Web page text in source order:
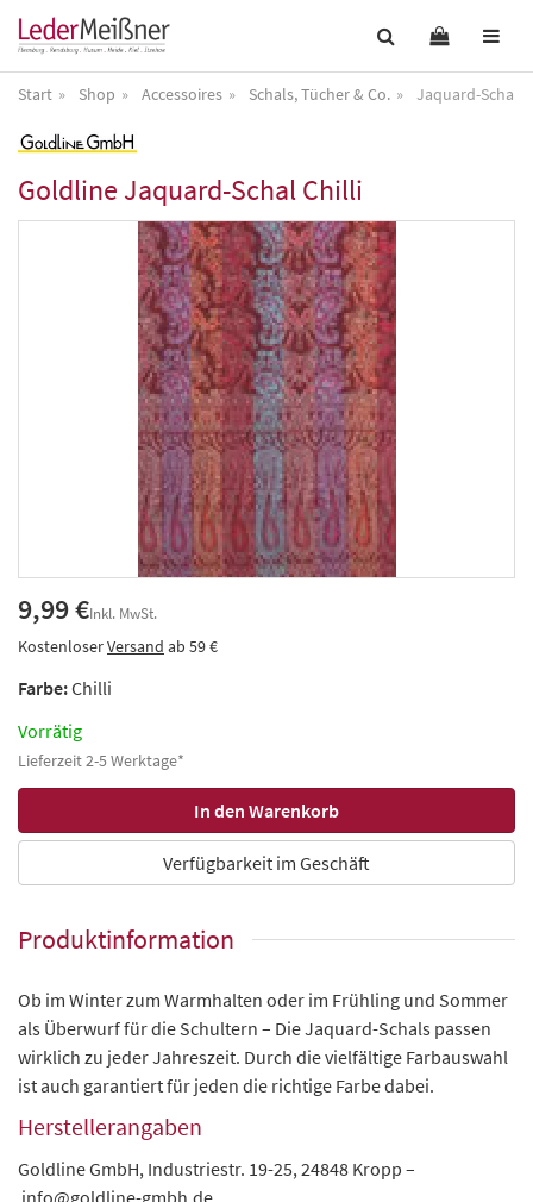
Start Shop Accessoires Schals, Tücher & Co. Jaquard-Schal
Goldline Jaquard-Schal Chilli
9,99 €Inkl. MwSt.
KostenloserVersand ab 59 €
Farbe:Chilli
Vorrätig
Lieferzeit 2-5 Werktage*
Verfügbarkeit im Geschäft
Produktinformation
Ob im Winter zum Warmhalten oder im Frühling und Sommer
als Überwurf für die Schultern – Die Jaquard-Schals passen
wirklich zu jeder Jahreszeit. Durch die vielfältige Farbauswahl
ist auch garantiert für jeden die richtige Farbe dabei.
Herstellerangaben
Goldline GmbH, Industriestr. 19-25, 24848 Kropp –
info@goldline-gmbh.de